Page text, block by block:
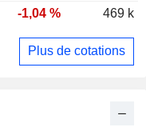
-1,04 % 469 k
Plus de cotations